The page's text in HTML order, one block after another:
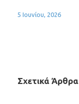
5 Ιουνίου, 2026
Σχετικά Άρθρα